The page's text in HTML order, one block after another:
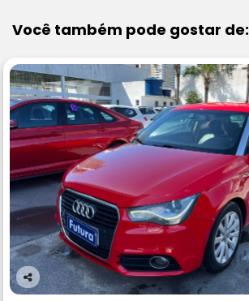
Você também pode gostar de:
Co